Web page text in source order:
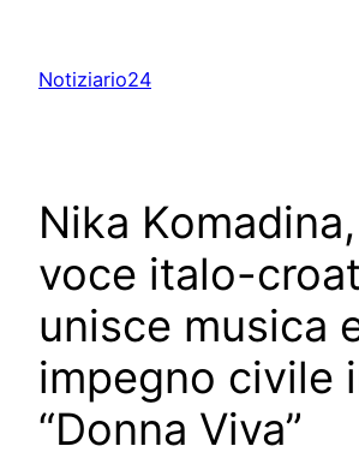
content
Notiziario24
Nika
voce italo-
unisce musica
impegno civile
“Donna Viva”